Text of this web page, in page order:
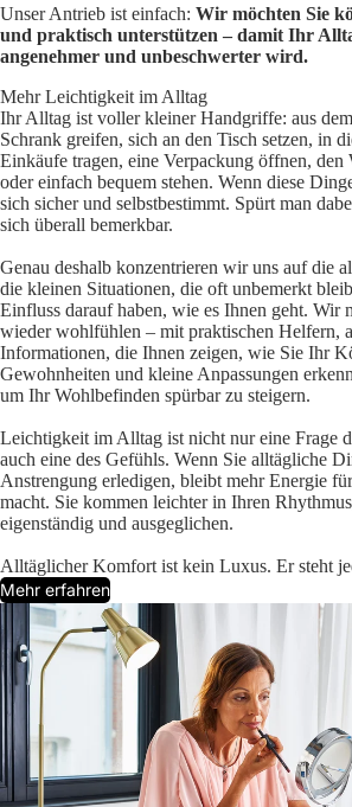
Unser Antrieb ist einfach: Wir möchten Sie
und praktisch unterstützen – damit Ihr
angenehmer und unbeschwerter wird.
Mehr Leichtigkeit im Alltag
Ihr Alltag ist voller kleiner Handgriffe: aus
Schrank greifen, sich an den Tisch setzen, in
Einkäufe tragen, eine Verpackung öffnen, den
oder einfach bequem stehen. Wenn diese
sich sicher und selbstbestimmt. Spürt man
sich überall bemerkbar.
Genau deshalb konzentrieren wir uns auf die
die kleinen Situationen, die oft unbemerkt
Einfluss darauf haben, wie es Ihnen geht. Wir
wieder wohlfühlen – mit praktischen Helfern,
Informationen, die Ihnen zeigen, wie Sie Ihr
Gewohnheiten und kleine Anpassungen
um Ihr Wohlbefinden spürbar zu steigern.
Leichtigkeit im Alltag ist nicht nur eine Frage
auch eine des Gefühls. Wenn Sie alltägliche
Anstrengung erledigen, bleibt mehr Energie
macht. Sie kommen leichter in Ihren
eigenständig und ausgeglichen.
Alltäglicher Komfort ist kein Luxus. Er steht
Mehr erfahren